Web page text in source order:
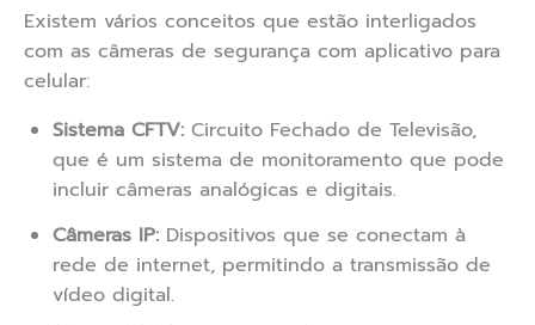
Existem vários conceitos que estão interligados
com as câmeras de segurança com aplicativo para
celular:
Sistema CFTV: Circuito Fechado de Televisão,
que é um sistema de monitoramento que pode
incluir câmeras analógicas e digitais.
Câmeras IP: Dispositivos que se conectam à
rede de internet, permitindo a transmissão de
vídeo digital.